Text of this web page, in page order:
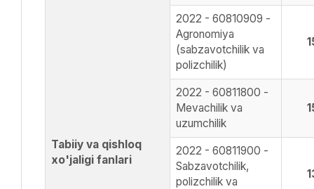
Tabiiy va qishloq
xo'jaligi fanlari
2022 - 60810909 -
Agronomiya
(sabzavotchilik va
polizchilik)
2022 - 60811800 -
Mevachilik va
uzumchilik
2022 - 60811900 -
Sabzavotchilik,
polizchilik va